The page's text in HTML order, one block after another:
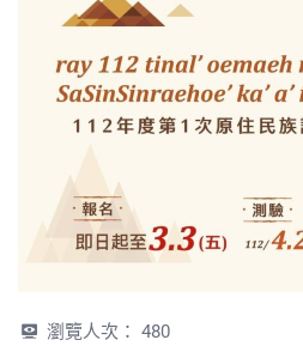
瀏覽人次： 480